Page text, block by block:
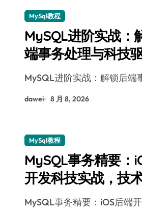
MySql教程
MySQL进阶实战：
端事务处理与科技
能优化
MySQL进阶实战：解锁后
dawei 8 月 8, 2026
MySql教程
MySQL事务精要：
开发科技实战，技
控局之道
MySQL事务精要：iOS后端